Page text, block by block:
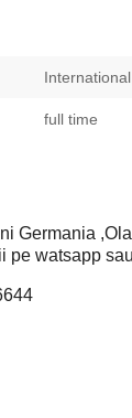
International
full time
Germania
pe watsapp